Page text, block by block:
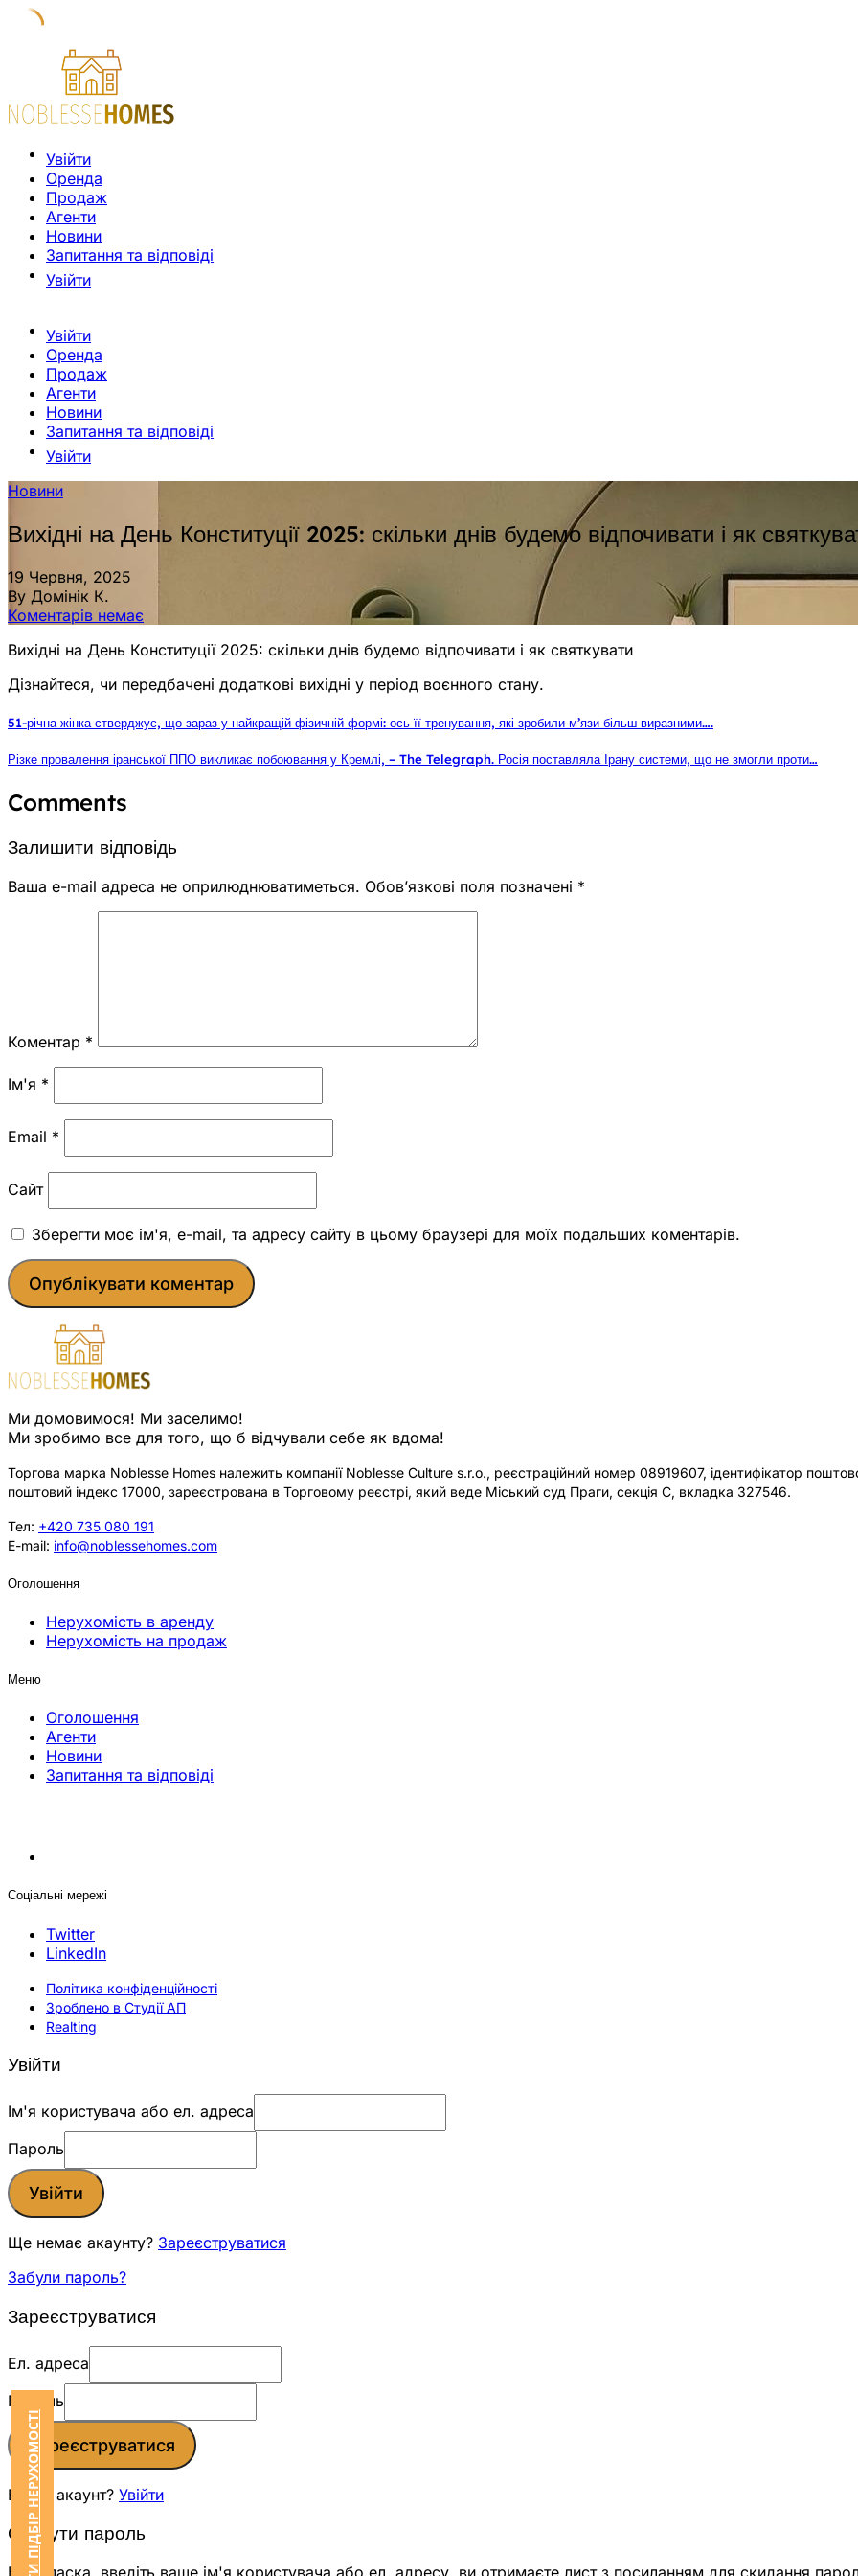
Увійти
Оренда
Продаж
Агенти
Новини
Запитання та відповіді
Увійти
Увійти
Оренда
Продаж
Агенти
Новини
Запитання та відповіді
Увійти
Новини
Вихідні на День Конституції 2025: скільки днів будемо відпочивати і як
19 Червня, 2025
By Домінік К.
Коментарів немає
Вихідні на День Конституції 2025: скільки днів будемо відпочивати і як святкувати
Дізнайтеся, чи передбачені додаткові вихідні у період воєнного стану.
51-річна жінка стверджує, що зараз у найкращій фізичній формі: ось її тренування, які зробили м’язи більш виразними….
Різке провалення іранської ППО викликає побоювання у Кремлі, – The Telegraph. Росія поставляла Ірану системи, що не змогли проти…
Comments
Залишити відповідь
Ваша e-mail адреса не оприлюднюватиметься. Обов’язкові поля позначені *
Коментар *
Ім'я *
Email *
Сайт
Зберегти моє ім'я, e-mail, та адресу сайту в цьому браузері для моїх подальших коментарів.
Ми домовимося! Ми заселимо!
Ми зробимо все для того, що б відчували себе як вдома!
Торгова марка Noblesse Homes належить компанії Noblesse Culture s.r.o., реєстраційний номер 08919607, ідентифікатор
поштовий індекс 17000, зареєстрована в Торговому реєстрі, який веде Міський суд Праги, секція C, вкладка 327546.
Тел: +420 735 080 191
E-mail: info@noblessehomes.com
Оголошення
Нерухомість в аренду
Нерухомість на продаж
Меню
Оголошення
Агенти
Новини
Запитання та відповіді
Соціальні мережі
Twitter
LinkedIn
Політика конфіденційності
Зроблено в Студії АП
Realting
ЗАМОВИТИ ПІДБІР НЕРУХОМОСТІ
Увійти
Ім'я користувача або ел. адреса
Пароль
Увійти
Ще немає акаунту? Зареєструватися
Забули пароль?
Зареєструватися
Ел. адреса
Пароль
Зареєструватися
Вже є акаунт? Увійти
Скинути пароль
Будь ласка, введіть ваше ім'я користувача або ел. адресу, ви отримаєте лист з посиланням для скидання